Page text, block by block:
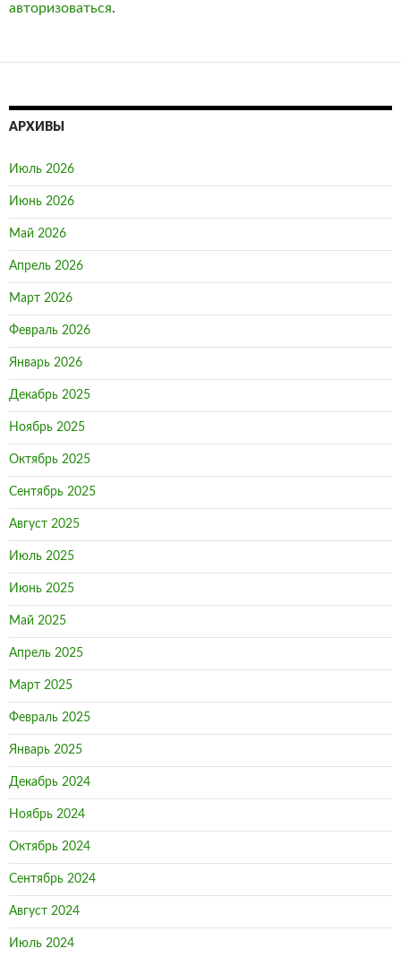
авторизоваться.
АРХИВЫ
Июль 2026
Июнь 2026
Май 2026
Апрель 2026
Март 2026
Февраль 2026
Январь 2026
Декабрь 2025
Ноябрь 2025
Октябрь 2025
Сентябрь 2025
Август 2025
Июль 2025
Июнь 2025
Май 2025
Апрель 2025
Март 2025
Февраль 2025
Январь 2025
Декабрь 2024
Ноябрь 2024
Октябрь 2024
Сентябрь 2024
Август 2024
Июль 2024